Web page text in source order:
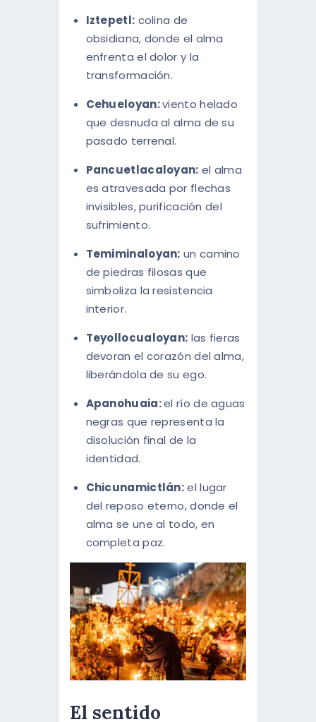
Iztepetl: colina de
obsidiana, donde el alma
enfrenta el dolor y la
transformación.
Cehueloyan:viento helado
que desnuda al alma de su
pasado terrenal.
Pancuetlacaloyan: el alma
es atravesada por flechas
invisibles, purificación del
sufrimiento.
Temiminaloyan: un camino
de piedras filosas que
simboliza la resistencia
interior.
Teyollocualoyan: las fieras
devoran el corazón del alma,
liberándola de su ego.
Apanohuaia:el río de aguas
negras que representa la
disolución final de la
identidad.
Chicunamictlán:el lugar
del reposo eterno, donde el
alma se une al todo, en
completa paz.
El sentido